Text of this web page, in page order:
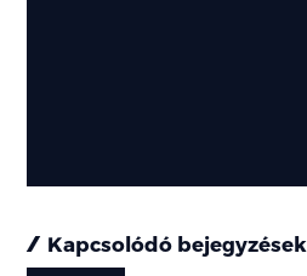
Kapcsolódó bejegyzések